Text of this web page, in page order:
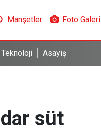
Manşetler Foto Galeri
Teknoloji Asayiş
süt